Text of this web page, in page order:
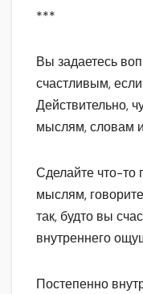
***
Вы задаетесь
счастливым,
Действительно,
мыслям, словам
Сделайте что-то
мыслям,
так, будто вы
внутреннего
Постепенно